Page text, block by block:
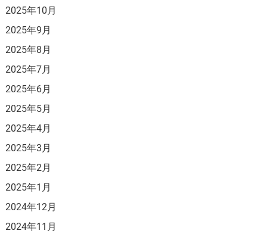
2025年10月
2025年9月
2025年8月
2025年7月
2025年6月
2025年5月
2025年4月
2025年3月
2025年2月
2025年1月
2024年12月
2024年11月